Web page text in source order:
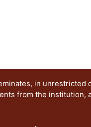
in unrestricted
from the